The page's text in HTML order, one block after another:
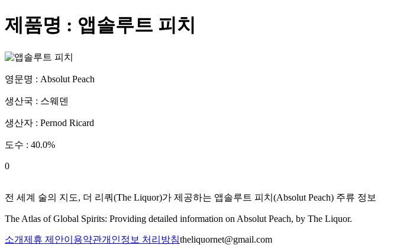
제품명 : 앱솔루트 피치
영문명 : Absolut Peach
생산국 : 스웨덴
생산자 : Pernod Ricard
도수 : 40.0%
0
전 세계 술의 지도, 더 리쿼(The Liquor)가 제공하는 앱솔루트 피치 (Absolut Peach) 주류 정보
The Atlas of Global Spirits: Providing detailed information on Absolut Peach, by The Liquor.
소개제휴 제안이용약관개인정보 처리방침theliquornet@gmail.com